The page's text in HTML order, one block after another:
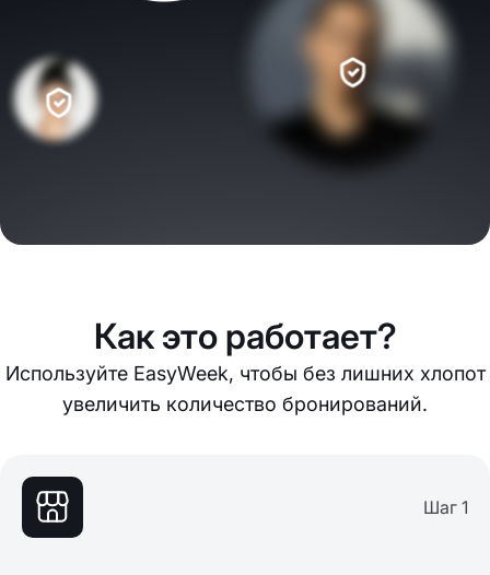
Как это работает?
Используйте EasyWeek, чтобы без лишних хлопот
увеличить количество бронирований.
Шаг 1